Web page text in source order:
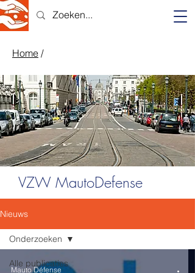
Home /
VZW MautoDefense
Nieuws
Alle publicaties
Onderzoeken
Mauto Défense